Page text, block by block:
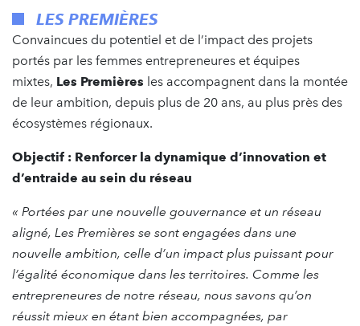
LES PREMIÈRES
Convaincues du potentiel et de l’impact des projets
portés par les femmes entrepreneures et équipes
mixtes, Les Premières les accompagnent dans la montée
de leur ambition, depuis plus de 20 ans, au plus près des
écosystèmes régionaux.
Objectif : Renforcer la dynamique d’innovation et
d’entraide au sein du réseau
« Portées par une nouvelle gouvernance et un réseau
aligné, Les Premières se sont engagées dans une
nouvelle ambition, celle d’un impact plus puissant pour
l’égalité économique dans les territoires. Comme les
entrepreneures de notre réseau, nous savons qu’on
réussit mieux en étant bien accompagnées, par